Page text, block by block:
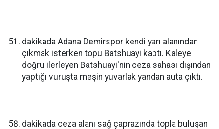
dakikada Adana Demirspor kendi yarı alanından
çıkmak isterken topu Batshuayi kaptı. Kaleye
doğru ilerleyen Batshuayi'nin ceza sahası dışından
yaptığı vuruşta meşin yuvarlak yandan auta çıktı.
dakikada ceza alanı sağ çaprazında topla buluşan